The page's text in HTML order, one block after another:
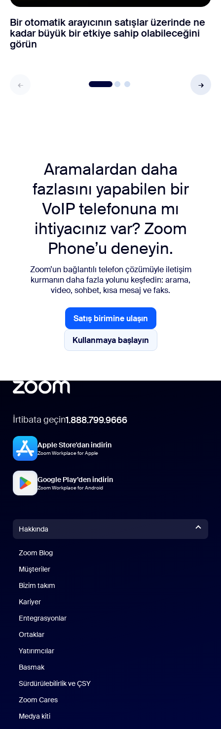
Bir otomatik arayıcının satışlar üzerinde ne
kadar büyük bir etkiye sahip olabileceğini
görün
Aramalardan daha
fazlasını yapabilen bir
VoIP telefonuna mı
ihtiyacınız var? Zoom
Phone’u deneyin.
Zoom’un bağlantılı telefon çözümüyle iletişim
kurmanın daha fazla yolunu keşfedin: arama,
video, sohbet, kısa mesaj ve faks.
Satış birimine ulaşın
Satış birimine ulaşın
Kullanmaya başlayın
Kullanmaya başlayın
İrtibata geçin1.888.799.9666
Apple Store'dan indirin
Zoom Workplace for Apple
Google Play’den indirin
Zoom Workplace for Android
Hakkında
Zoom Blog
Müşteriler
Bizim takım
Kariyer
Entegrasyonlar
Ortaklar
Yatırımcılar
Basmak
Sürdürülebilirlik ve ÇSY
Zoom Cares
Medya kiti